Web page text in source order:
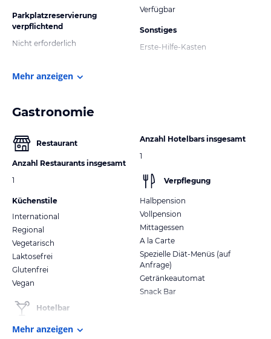
Parkplatzreservierung
verpflichtend
Nicht erforderlich
Verfügbar
Sonstiges
Erste-Hilfe-Kasten
Mehr anzeigen
Gastronomie
Restaurant
Anzahl Restaurants insgesamt
1
Küchenstile
International
Regional
Vegetarisch
Laktosefrei
Glutenfrei
Vegan
Hotelbar
Anzahl Hotelbars insgesamt
1
Verpflegung
Halbpension
Vollpension
Mittagessen
A la Carte
Spezielle Diät-Menüs (auf
Anfrage)
Getränkeautomat
Snack Bar
Mehr anzeigen